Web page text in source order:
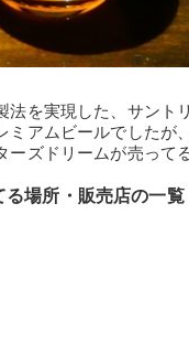
法を実現した、サント
ミアムビールでしたが
ズドリームが売って
る場所・販売店の一覧